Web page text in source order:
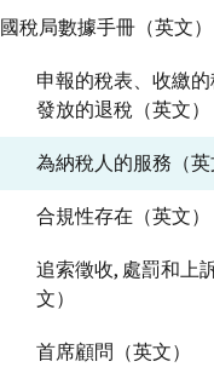
國稅局數據手冊（英文）
申報的稅表、收繳
發放的退稅（英文）
為納稅人的服務（英
合規性存在（英文）
追索徵收, 處罰和上
文）
首席顧問（英文）